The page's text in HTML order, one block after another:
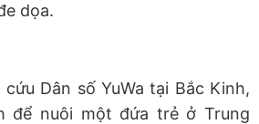
dọa.
Dân số YuWa tại Bắc Kinh,
để nuôi một đứa trẻ ở Trung